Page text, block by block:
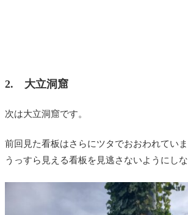
2. 大立洞窟
次は大立洞窟です。
前回見た看板はさらにツタでおおわれていま
うっすら見える看板を見逃さないようにしな